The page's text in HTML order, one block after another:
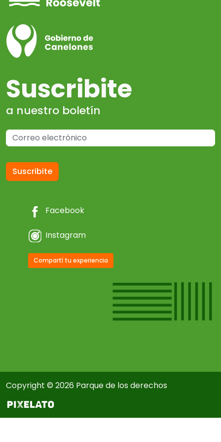
Suscribite
a nuestro boletín
Suscribite
Facebook
Instagram
Compartí tu experiencia
Copyright © 2026 Parque de los derechos